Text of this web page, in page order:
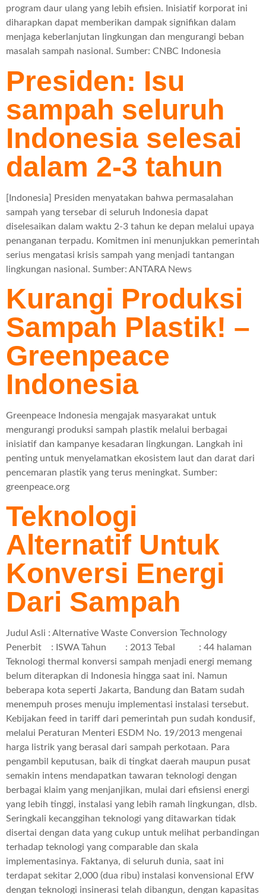
program daur ulang yang lebih efisien. Inisiatif korporat ini
diharapkan dapat memberikan dampak signifikan dalam
menjaga keberlanjutan lingkungan dan mengurangi beban
masalah sampah nasional. Sumber: CNBC Indonesia
Presiden: Isu
sampah seluruh
Indonesia selesai
dalam 2-3 tahun
[Indonesia] Presiden menyatakan bahwa permasalahan
sampah yang tersebar di seluruh Indonesia dapat
diselesaikan dalam waktu 2-3 tahun ke depan melalui upaya
penanganan terpadu. Komitmen ini menunjukkan pemerintah
serius mengatasi krisis sampah yang menjadi tantangan
lingkungan nasional. Sumber: ANTARA News
Kurangi Produksi
Sampah Plastik! –
Greenpeace
Indonesia
Greenpeace Indonesia mengajak masyarakat untuk
mengurangi produksi sampah plastik melalui berbagai
inisiatif dan kampanye kesadaran lingkungan. Langkah ini
penting untuk menyelamatkan ekosistem laut dan darat dari
pencemaran plastik yang terus meningkat. Sumber:
greenpeace.org
Teknologi
Alternatif Untuk
Konversi Energi
Dari Sampah
Judul Asli : Alternative Waste Conversion Technology
Penerbit : ISWA Tahun : 2013 Tebal : 44 halaman
Teknologi thermal konversi sampah menjadi energi memang
belum diterapkan di Indonesia hingga saat ini. Namun
beberapa kota seperti Jakarta, Bandung dan Batam sudah
menempuh proses menuju implementasi instalasi tersebut.
Kebijakan feed in tariff dari pemerintah pun sudah kondusif,
melalui Peraturan Menteri ESDM No. 19/2013 mengenai
harga listrik yang berasal dari sampah perkotaan. Para
pengambil keputusan, baik di tingkat daerah maupun pusat
semakin intens mendapatkan tawaran teknologi dengan
berbagai klaim yang menjanjikan, mulai dari efisiensi energi
yang lebih tinggi, instalasi yang lebih ramah lingkungan, dlsb.
Seringkali kecanggihan teknologi yang ditawarkan tidak
disertai dengan data yang cukup untuk melihat perbandingan
terhadap teknologi yang comparable dan skala
implementasinya. Faktanya, di seluruh dunia, saat ini
terdapat sekitar 2,000 (dua ribu) instalasi konvensional EfW
dengan teknologi insinerasi telah dibangun, dengan kapasitas